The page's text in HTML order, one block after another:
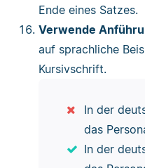
Ende eines Satzes.
Verwende
auf sprachliche
Kursivschrift.
In der
das
In der